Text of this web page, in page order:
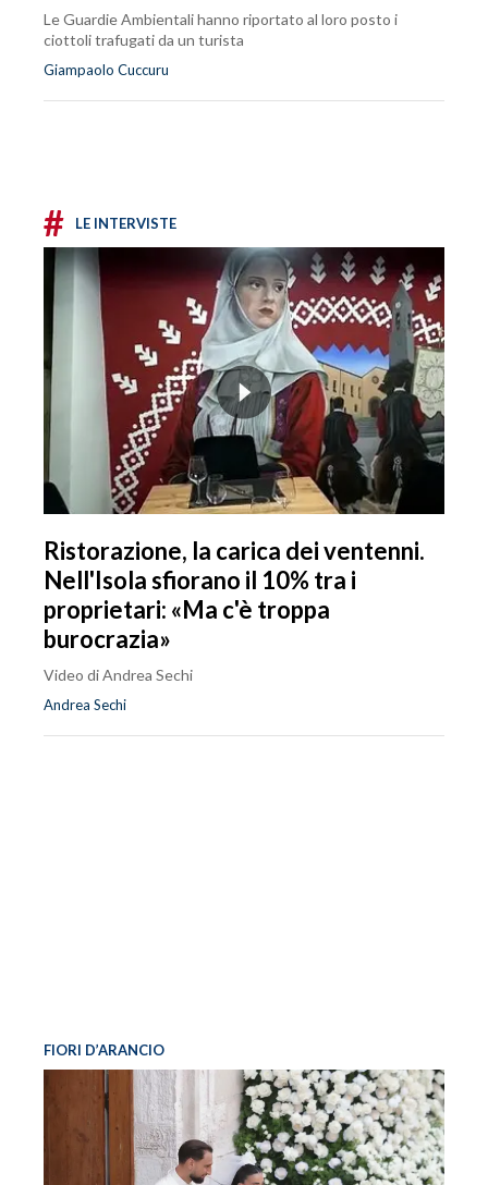
Le Guardie Ambientali hanno riportato al loro posto i
ciottoli trafugati da un turista
Giampaolo Cuccuru
# LE INTERVISTE
Ristorazione, la carica dei ventenni.
Nell'Isola sfiorano il 10% tra i
proprietari: «Ma c'è troppa
burocrazia»
Video di Andrea Sechi
Andrea Sechi
FIORI D’ARANCIO